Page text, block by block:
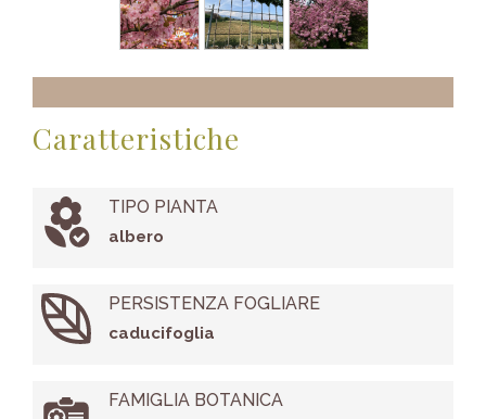
Caratteristiche
TIPO PIANTA
albero
PERSISTENZA FOGLIARE
caducifoglia
FAMIGLIA BOTANICA